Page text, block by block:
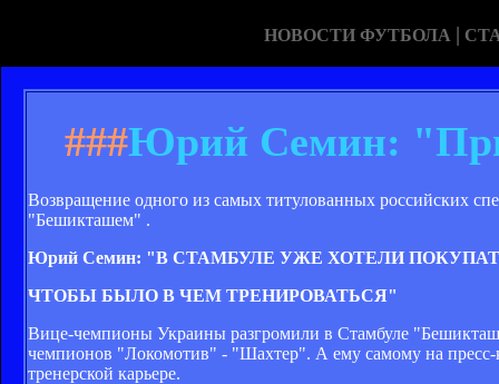
НОВОСТИ ФУТБОЛА |
###Юрий Семин: "При
Возвращение одного из самых титулованных российских
"Бешикташем" .
Юрий Семин: "В СТАМБУЛЕ УЖЕ ХОТЕЛИ
ЧТОБЫ БЫЛО В ЧЕМ ТРЕНИРОВАТЬСЯ"
Вице-чемпионы Украины разгромили в Стамбуле
чемпионов "Локомотив" - "Шахтер". А ему самому на
тренерской карьере.